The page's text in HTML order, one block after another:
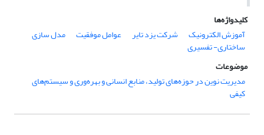
کلیدواژه‌ها
آموزش الکترونیک
شرکت یزد تایر عوامل موفقیت مدل سازی
ساختاری- تفسیری
موضوعات
مدیریت نوین در حوزه‌های تولید، منابع انسانی و بهره‌وری و سیستم‌های
کیفی